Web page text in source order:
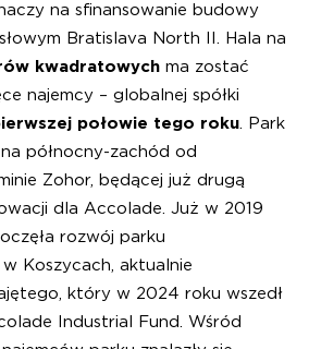
na sfinansowanie budowy
Bratislava North II. Hala na
kwadratowych ma zostać
najemcy – globalnej spółki
połowie tego roku . Park
północny-zachód od
Zohor, będącej już drugą
dla Accolade. Już w 2019
rozwój parku
Koszycach, aktualnie
który w 2024 roku wszedł
Industrial Fund. Wśród